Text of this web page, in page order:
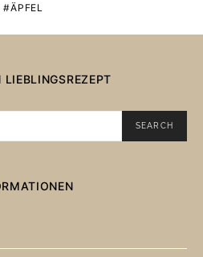
ÄPFEL
LIEBLINGSREZEPT
SEARCH